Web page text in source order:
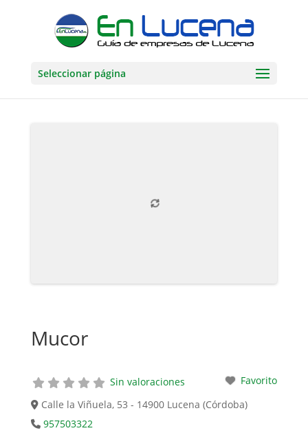
Seleccionar página
Mucor
Sin valoraciones
Favorito
Calle la Viñuela, 53 - 14900 Lucena (Córdoba)
957503322